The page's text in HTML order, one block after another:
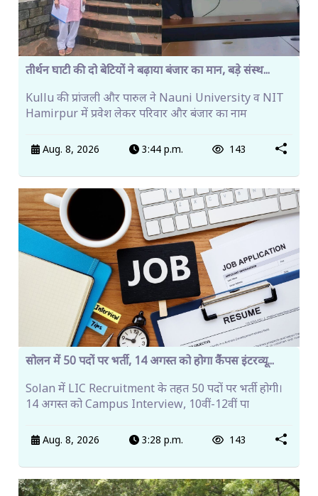
तीर्थन घाटी की दो बेटियों ने बढ़ाया बंजार का मान, बड़े संस्थ...
Kullu की प्रांजली और पारुल ने Nauni University व NIT
Hamirpur में प्रवेश लेकर परिवार और बंजार का नाम
Aug. 8, 2026 3:44 p.m. 143
सोलन में 50 पदों पर भर्ती, 14 अगस्त को होगा कैंपस इंटरव्यू...
Solan में LIC Recruitment के तहत 50 पदों पर भर्ती होगी।
14 अगस्त को Campus Interview, 10वीं-12वीं पा
Aug. 8, 2026 3:28 p.m. 143